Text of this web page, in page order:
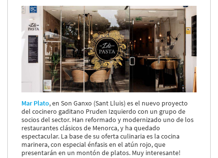
Desarrollado porBinary Menorca
Mar Plato, en Son Ganxo (Sant Lluis) es el nuevo proyecto
del cocinero gaditano Pruden Izquierdo con un grupo de
socios del sector. Han reformado y modernizado uno de los
restaurantes clásicos de Menorca, y ha quedado
espectacular. La base de su oferta culinaria es la cocina
marinera, con especial énfasis en el atún rojo, que
presentarán en un montón de platos. Muy interesante!